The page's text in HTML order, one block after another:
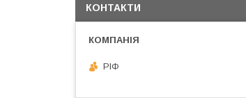
КОНТАКТИ
РІФ